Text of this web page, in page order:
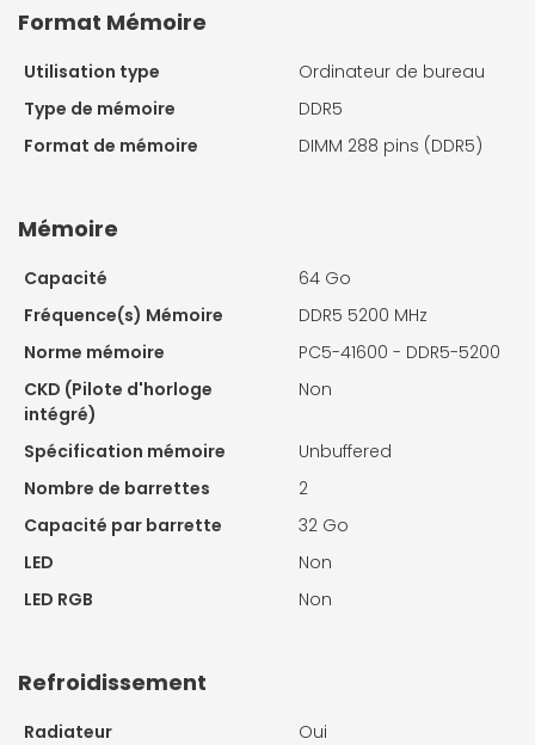
Format Mémoire
Utilisation type
Ordinateur de bureau
Type de mémoire
DDR5
Format de mémoire
DIMM 288 pins (DDR5)
Mémoire
Capacité
64 Go
Fréquence(s) Mémoire
DDR5 5200 MHz
Norme mémoire
PC5-41600 - DDR5-5200
CKD (Pilote d'horloge
intégré)
Non
Spécification mémoire
Unbuffered
Nombre de barrettes
2
Capacité par barrette
32 Go
LED
Non
LED RGB
Non
Refroidissement
Radiateur
Oui